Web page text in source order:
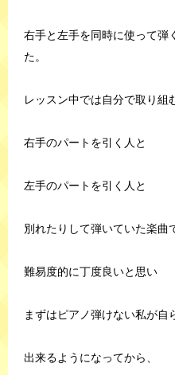
右手と左手を同時に使って弾
た。
レッスン中では自分で取り組
右手のパートを引く人と
左手のパートを引く人と
別れたりして弾いていた楽曲
難易度的に丁度良いと思い
まずはピアノ弾けない私が自
出来るようになってから、